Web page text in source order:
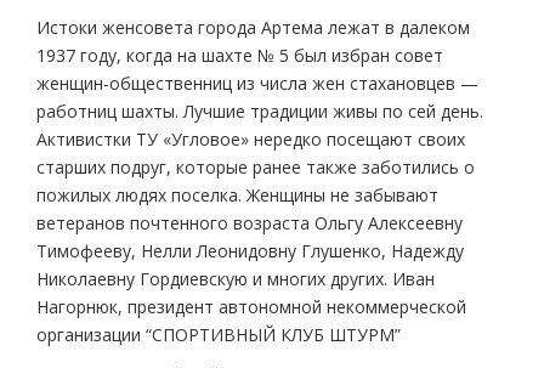
Истоки женсовета города Артема лежат в далеком
1937 году, когда на шахте № 5 был избран совет
женщин-общественниц из числа жен стахановцев —
работниц шахты. Лучшие традиции живы по сей день.
Активистки ТУ «Угловое» нередко посещают своих
старших подруг, которые ранее также заботились о
пожилых людях поселка. Женщины не забывают
ветеранов почтенного возраста Ольгу Алексеевну
Тимофееву, Нелли Леонидовну Глушенко, Надежду
Николаевну Гордиевскую и многих других. Иван
Нагорнюк, президент автономной некоммерческой
организации “СПОРТИВНЫЙ КЛУБ ШТУРМ”